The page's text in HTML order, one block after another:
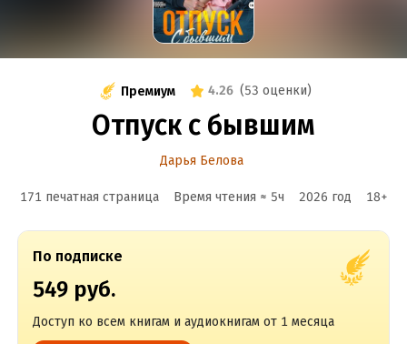
Премиум 4.26 (53 оценки)
Отпуск с бывшим
Дарья Белова
171 печатная страница Время чтения ≈ 5ч 2026 год 18+
По подписке
549 руб.
Доступ ко всем книгам и аудиокнигам от 1 месяца